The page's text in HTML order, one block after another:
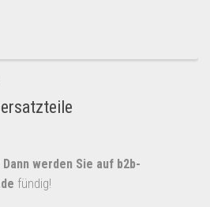
werden Sie auf b2b-
fündig!